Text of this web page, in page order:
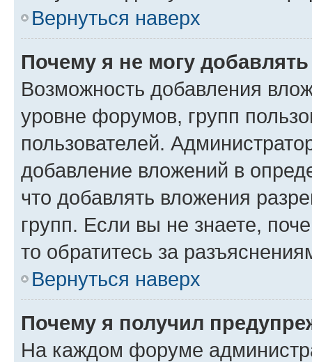
Вернуться наверх
Почему я не могу
Возможность добавления
уровне форумов, групп
пользователей.
добавление вложений в
что добавлять вложения
групп. Если вы не знаете,
то обратитесь за
Вернуться наверх
Почему я получил
На каждом форуме